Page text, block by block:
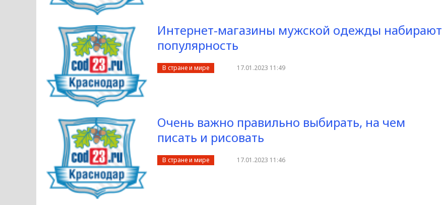
Интернет-магазины мужской одежды набирают
популярность
В стране и мире 17.01.2023 11:49
Очень важно правильно выбирать, на чем
писать и рисовать
В стране и мире 17.01.2023 11:46